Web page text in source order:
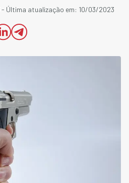
- Última atualização em: 10/03/2023